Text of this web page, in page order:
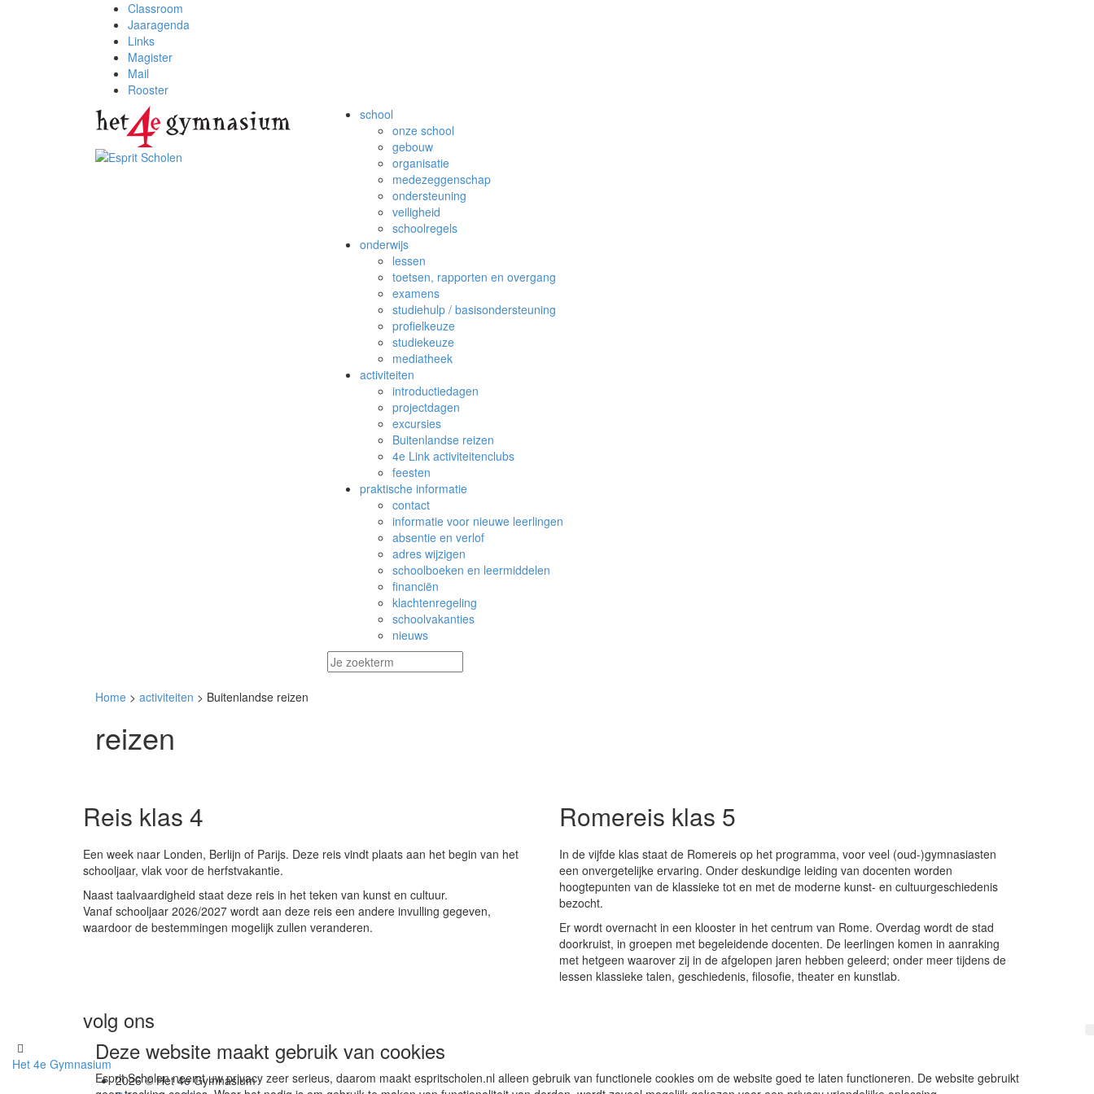
Classroom
Jaaragenda
Links
Magister
Mail
Rooster
school
onze school
gebouw
organisatie
medezeggenschap
ondersteuning
veiligheid
schoolregels
onderwijs
lessen
toetsen, rapporten en overgang
examens
studiehulp / basisondersteuning
profielkeuze
studiekeuze
mediatheek
activiteiten
introductiedagen
projectdagen
excursies
Buitenlandse reizen
4e Link activiteitenclubs
feesten
praktische informatie
contact
informatie voor nieuwe leerlingen
absentie en verlof
adres wijzigen
schoolboeken en leermiddelen
financiën
klachtenregeling
schoolvakanties
nieuws
Home > activiteiten > Buitenlandse reizen
reizen
Reis klas 4
Een week naar Londen, Berlijn of Parijs. Deze reis vindt plaats aan het begin van het
schooljaar, vlak voor de herfstvakantie.
Naast taalvaardigheid staat deze reis in het teken van kunst en cultuur.
Vanaf schooljaar 2026/2027 wordt aan deze reis een andere invulling gegeven,
waardoor de bestemmingen mogelijk zullen veranderen.
Romereis klas 5
In de vijfde klas staat de Romereis op het programma, voor veel (oud-)gymnasiasten
een onvergetelijke ervaring. Onder deskundige leiding van docenten worden
hoogtepunten van de klassieke tot en met de moderne kunst- en cultuurgeschiedenis
bezocht.
Er wordt overnacht in een klooster in het centrum van Rome. Overdag wordt de stad
doorkruist, in groepen met begeleidende docenten. De leerlingen komen in aanraking
met hetgeen waarover zij in de afgelopen jaren hebben geleerd; onder meer tijdens de
lessen klassieke talen, geschiedenis, filosofie, theater en kunstlab.
volg ons
Het 4e Gymnasium
2026 © Het 4e Gymnasium
Deze website maakt gebruik van cookies
Esprit Scholen neemt uw privacy zeer serieus, daarom maakt espritscholen.nl alleen gebruik van functionele cookies om de website goed te laten functioneren. De website gebruikt